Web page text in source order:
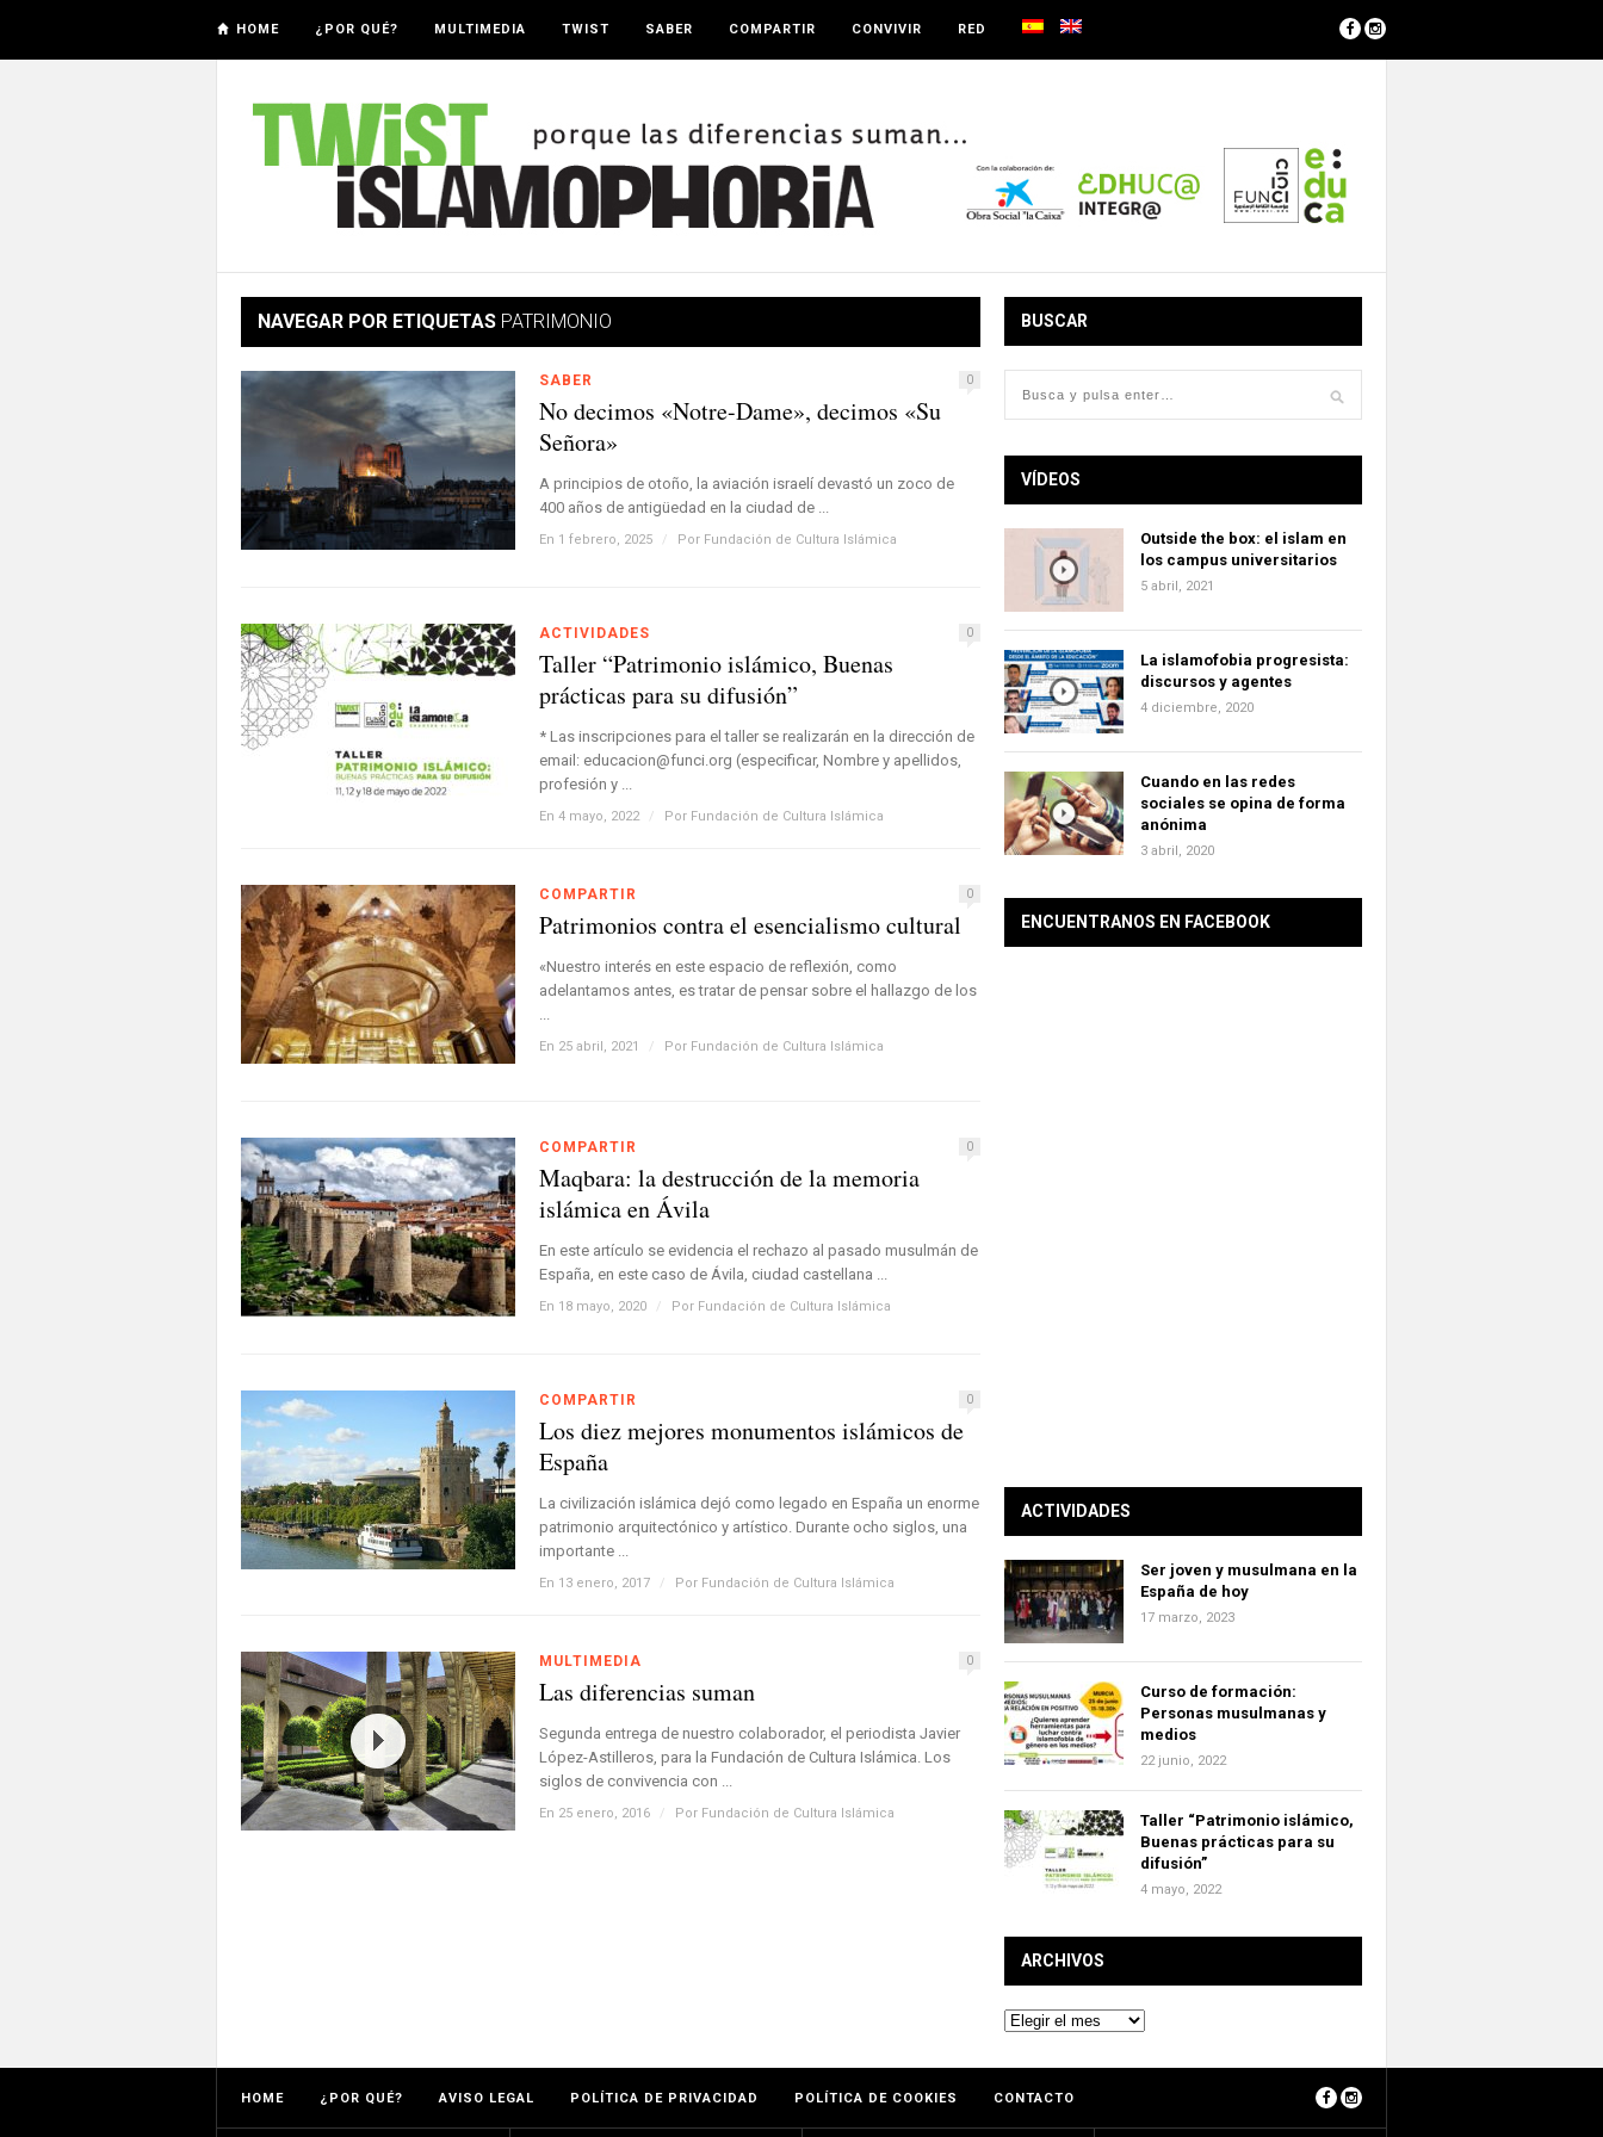
HOME ¿POR QUÉ? MULTIMEDIA TWIST SABER COMPARTIR CONVIVIR RED
NAVEGAR POR ETIQUETAS PATRIMONIO
SABER 0
No decimos «Notre-Dame», decimos «Su
Señora»
A principios de otoño, la aviación israelí devastó un zoco de
400 años de antigüedad en la ciudad de ...
En 1 febrero, 2025 / Por Fundación de Cultura Islámica
ACTIVIDADES 0
Taller “Patrimonio islámico, Buenas
prácticas para su difusión”
* Las inscripciones para el taller se realizarán en la dirección de
email: educacion@funci.org (especificar, Nombre y apellidos,
profesión y ...
En 4 mayo, 2022 / Por Fundación de Cultura Islámica
COMPARTIR 0
Patrimonios contra el esencialismo cultural
«Nuestro interés en este espacio de reflexión, como
adelantamos antes, es tratar de pensar sobre el hallazgo de los
...
En 25 abril, 2021 / Por Fundación de Cultura Islámica
COMPARTIR 0
Maqbara: la destrucción de la memoria
islámica en Ávila
En este artículo se evidencia el rechazo al pasado musulmán de
España, en este caso de Ávila, ciudad castellana ...
En 18 mayo, 2020 / Por Fundación de Cultura Islámica
COMPARTIR 0
Los diez mejores monumentos islámicos de
España
La civilización islámica dejó como legado en España un enorme
patrimonio arquitectónico y artístico. Durante ocho siglos, una
importante ...
En 13 enero, 2017 / Por Fundación de Cultura Islámica
MULTIMEDIA 0
Las diferencias suman
Segunda entrega de nuestro colaborador, el periodista Javier
López-Astilleros, para la Fundación de Cultura Islámica. Los
siglos de convivencia con ...
En 25 enero, 2016 / Por Fundación de Cultura Islámica
BUSCAR
VÍDEOS
Outside the box: el islam en
los campus universitarios
5 abril, 2021
La islamofobia progresista:
discursos y agentes
4 diciembre, 2020
Cuando en las redes
sociales se opina de forma
anónima
3 abril, 2020
ENCUENTRANOS EN FACEBOOK
ACTIVIDADES
Ser joven y musulmana en la
España de hoy
17 marzo, 2023
Curso de formación:
Personas musulmanas y
medios
22 junio, 2022
Taller “Patrimonio islámico,
Buenas prácticas para su
difusión”
4 mayo, 2022
ARCHIVOS
Archivos
HOME ¿POR QUÉ? AVISO LEGAL POLÍTICA DE PRIVACIDAD POLÍTICA DE COOKIES CONTACTO